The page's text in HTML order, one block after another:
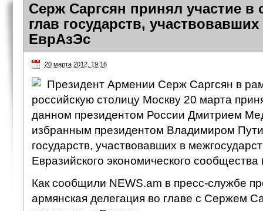
Серж Саргсян принял участие в
глав государств, участвовавших
ЕврАзЭс
20 марта 2012, 19:16
Президент Армении Серж Саргсян в
российскую столицу Москву 20 марта
данном президентом России Дмитрием
избранным президентом Владимиром
государств, участвовавших в
Евразийского экономического
Как сообщили NEWS.am в пресс-службе
армянская делегация во главе с Сержем